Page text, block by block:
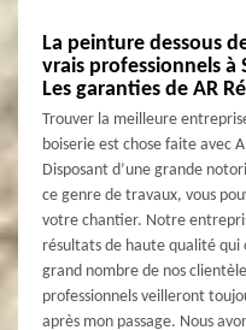
La peinture dessous
vrais professionnels à
Les garanties de AR
Trouver la meilleure
boiserie est chose faite avec
Disposant d’une grande
ce genre de travaux, vous
votre chantier. Notre
résultats de haute qualité
grand nombre de nos
professionnels veilleront
après mon passage. Nous